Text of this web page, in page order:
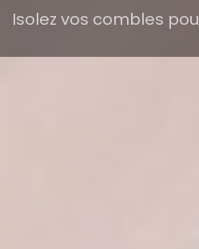
Isolez vos combles